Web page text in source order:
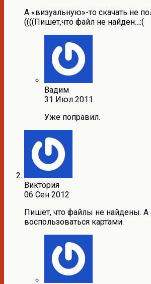
А «визуальную»-то скачать не
((((Пишет,что файл не найден…:(
Вадим
31 Июл 2011
Уже поправил.
Виктория
06 Сен 2012
Пишет, что файлы не найдены. А
воспользоваться картами.